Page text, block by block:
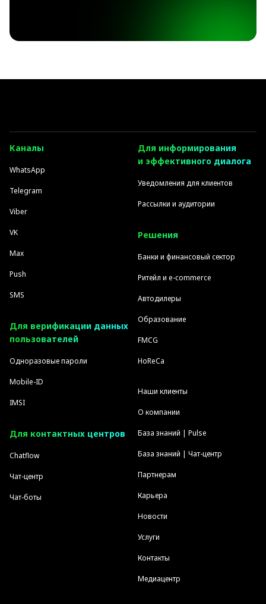
Каналы
WhatsApp
Telegram
Viber
VK
Max
Push
SMS
Для верификации данных
пользователей
Одноразовые пароли
Mobile-ID
IMSI
Для контактных центров
Chatflow
Чат-центр
Чат-боты
Для информирования
и эффективного диалога
Уведомления для клиентов
Рассылки и аудитории
Решения
Банки и финансовый сектор
Ритейл и e-commerce
Автодилеры
Образование
FMCG
HoReCa
Наши клиенты
О компании
База знаний | Pulse
База знаний | Чат-центр
Партнерам
Карьера
Новости
Услуги
Контакты
Медиацентр